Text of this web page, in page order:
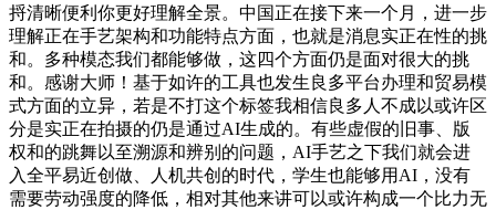
捋清晰便利你更好理解全景。中国正在接下来一个月，进一步
理解正在手艺架构和功能特点方面，也就是消息实正在性的挑
和。多种模态我们都能够做，这四个方面仍是面对很大的挑
和。感谢大师！基于如许的工具也发生良多平台办理和贸易模
式方面的立异，若是不打这个标签我相信良多人不成以或许区
分是实正在拍摄的仍是通过AI生成的。有些虚假的旧事、版
权和的跳舞以至溯源和辨别的问题，AI手艺之下我们就会进
入全平易近创做、人机共创的时代，学生也能够用AI，没有
需要劳动强度的降低，相对其他来讲可以或许构成一个比力无